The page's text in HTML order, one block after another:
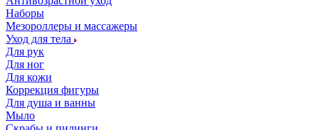
Наборы
Мезороллеры и массажеры
Уход для тела
Для рук
Для ног
Для кожи
Коррекция фигуры
Для душа и ванны
Мыло